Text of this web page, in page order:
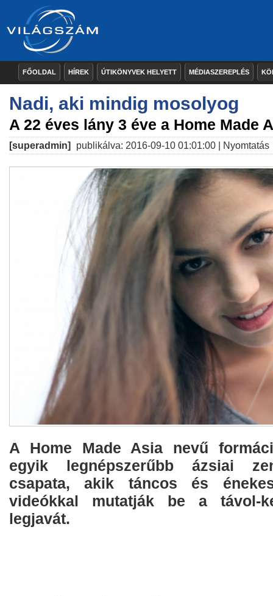
FŐOLDAL HÍREK ÚTIKÖNYVEK HELYETT MÉDIASZEREPLÉS
Nadi, aki mindig mosolyog
A 22 éves lány 3 éve a Home Made
[superadmin] publikálva: 2016-09-10 01:01:00 | Nyomtatás
A Home Made Asia nevű
egyik legnépszerűbb ázsiai
csapata, akik táncos és
videókkal mutatják be a távol-
legjavát.